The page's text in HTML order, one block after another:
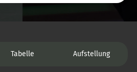
Tabelle Aufstellung